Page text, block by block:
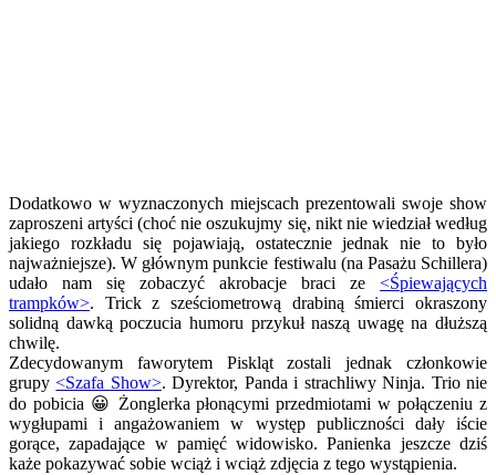
Dodatkowo w wyznaczonych miejscach prezentowali swoje show
zaproszeni artyści (choć nie oszukujmy się, nikt nie wiedział według
jakiego rozkładu się pojawiają, ostatecznie jednak nie to było
najważniejsze). W głównym punkcie festiwalu (na Pasażu Schillera)
udało nam się zobaczyć akrobacje braci ze <Śpiewających
trampków>. Trick z sześciometrową drabiną śmierci okraszony
solidną dawką poczucia humoru przykuł naszą uwagę na dłuższą
chwilę.
Zdecydowanym faworytem Piskląt zostali jednak członkowie
grupy<Szafa Show>. Dyrektor, Panda i strachliwy Ninja. Trio nie
do pobicia 😀 Żonglerka płonącymi przedmiotami w połączeniu z
wygłupami i angażowaniem w występ publiczności dały iście
gorące, zapadające w pamięć widowisko. Panienka jeszcze dziś
każe pokazywać sobie wciąż i wciąż zdjęcia z tego wystąpienia.